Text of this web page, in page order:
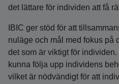
det lättare för individen att få
IBIC ger stöd för att
nuläge och mål med fokus på
det som är viktigt för
kunna följa upp individens
vilket är nödvändigt för att